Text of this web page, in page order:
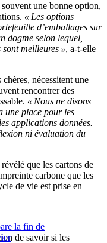
une bonne option,
« Les options
d’emballages sur
dogme selon lequel,
meilleures », a-t-elle
nécessitent une
rencontrer des
« Nous ne disons
une place pour les
applications données.
ni évaluation du
que les cartons de
carbone que les
de vie est prise en
la fin de
de savoir si les